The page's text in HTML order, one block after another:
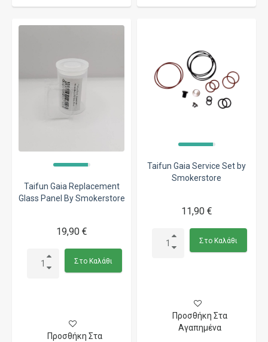
Taifun Gaia Replacement
Glass Panel By Smokerstore
19,90 €
Στο Καλάθι
Προσθήκη Στα
Taifun Gaia Service Set by
Smokerstore
11,90 €
Στο Καλάθι
Προσθήκη Στα
Αγαπημένα